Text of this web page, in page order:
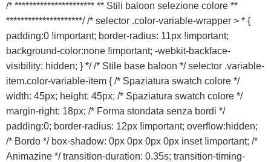
/* ********************** ** Stili baloon selezione colore **
*********************/ /* selector .color-variable-wrapper > * {
padding:0 !important; border-radius: 11px !important;
background-color:none !important; -webkit-backface-
visibility: hidden; } */ /* Stile base baloon */ selector .variable-
item.color-variable-item { /* Spaziatura swatch colore */
width: 45px; height: 45px; /* Spaziatura swatch colore */
margin-right: 18px; /* Forma stondata senza bordi */
padding:0; border-radius: 12px !important; overflow:hidden;
/* Bordo */ box-shadow: 0px 0px 0px 0px inset !important; /*
Animazine */ transition-duration: 0.35s; transition-timing-